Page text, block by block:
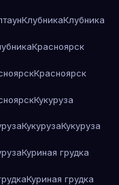
КлубникаКлубника
Красноярск
Красноярск
Кукуруза
КукурузаКукуруза
Куриная грудка
Куриная грудка